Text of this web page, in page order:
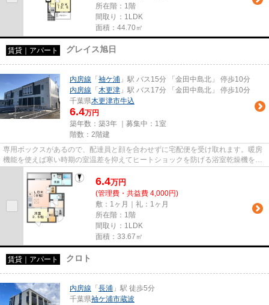
所在階：1階
間取り：1LDK
面積：44.70㎡
賃貸｜アパート グレイス旭日
内房線 「 袖ケ浦 」駅 バス15分 「金田中島北」 停歩10分
内房線 「 木更津 」駅 バス17分 「金田中島北」 停歩10分
千葉県木更津市牛込
6.4万円
築年数：築3年 ｜募集中： 1室
階数：2階建
専用ボックスがあるので、配達員と顔を合わせずに宅配便を受け取れます。暖房
機能を使えば寒い時期の室温差を抑えてヒートショックを防げる浴室乾燥機を備
6.4万円
(管理費・共益費 4,000円)
敷：1ヶ月｜礼：1ヶ月
所在階：1階
間取り：1LDK
面積：33.67㎡
賃貸｜アパート クロト
内房線 「 長浦 」駅 徒歩5分
千葉県袖ケ浦市蔵波